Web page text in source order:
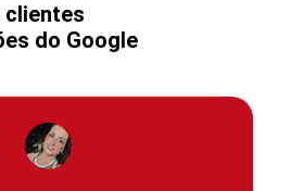
clientes
do Google